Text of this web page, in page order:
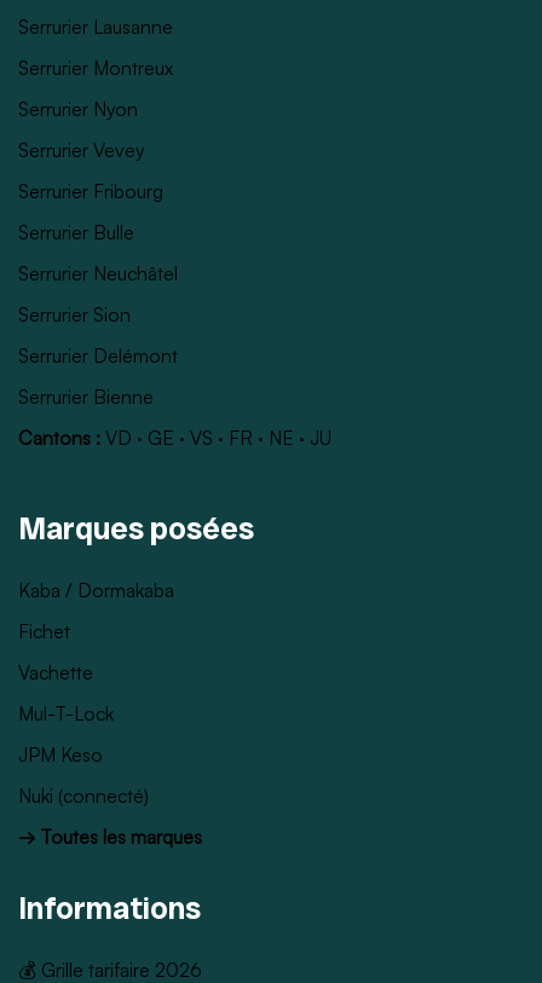
Serrurier Lausanne
Serrurier Montreux
Serrurier Nyon
Serrurier Vevey
Serrurier Fribourg
Serrurier Bulle
Serrurier Neuchâtel
Serrurier Sion
Serrurier Delémont
Serrurier Bienne
Cantons : VD · GE · VS · FR · NE · JU
Marques posées
Kaba / Dormakaba
Fichet
Vachette
Mul-T-Lock
JPM Keso
Nuki (connecté)
→ Toutes les marques
Informations
💰 Grille tarifaire 2026